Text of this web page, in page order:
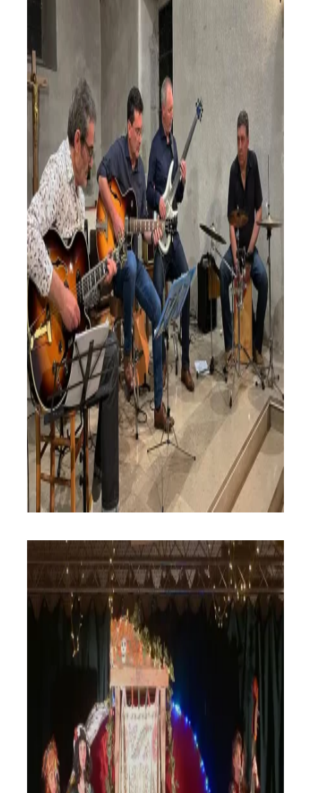
Un dernier concert chaleureux pour
clôturer la saison
Saison 2024/2025